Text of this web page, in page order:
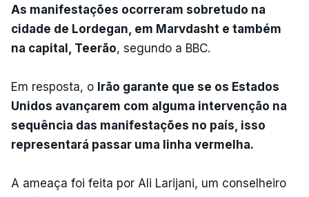
As manifestações ocorreram sobretudo na
cidade de Lordegan, em Marvdasht e também
na capital, Teerão, segundo a BBC.
Em resposta, o Irão garante que se os Estados
Unidos avançarem com alguma intervenção na
sequência das manifestações no país, isso
representará passar uma linha vermelha.
A ameaça foi feita por Ali Larijani, um conselheiro